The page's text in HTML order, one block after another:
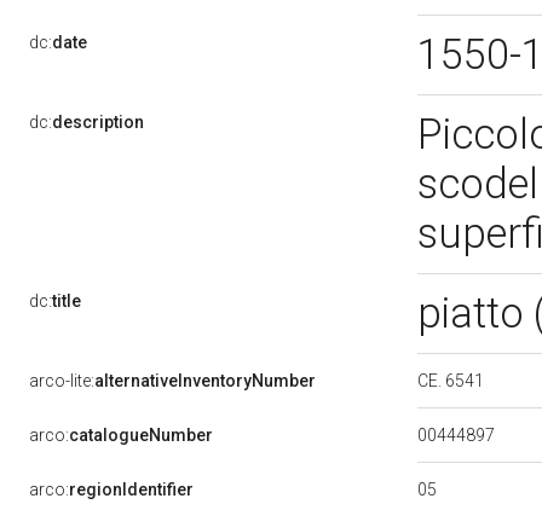
dc:date 1550-
dc:description
dc:title piatto
arco-lite:alternativeInventoryNumber CE. 6541
arco:catalogueNumber 00444897
arco:regionIdentifier 05